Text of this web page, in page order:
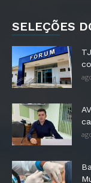
SELEÇÕES